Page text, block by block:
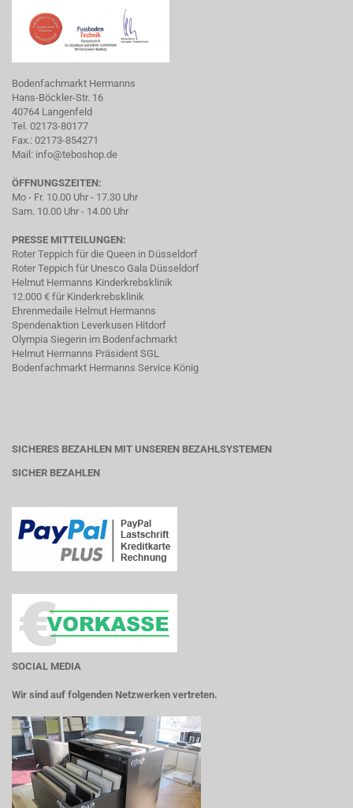
Bodenfachmarkt Hermanns
Hans-Böckler-Str. 16
40764 Langenfeld
Tel. 02173-80177
Fax.: 02173-854271
Mail: info@teboshop.de
ÖFFNUNGSZEITEN:
Mo - Fr. 10.00 Uhr - 17.30 Uhr
Sam. 10.00 Uhr - 14.00 Uhr
PRESSE MITTEILUNGEN:
Roter Teppich für die Queen in Düsseldorf
Roter Teppich für Unesco Gala Düsseldorf
Helmut Hermanns Kinderkrebsklinik
12.000 € für Kinderkrebsklinik
Ehrenmedaile Helmut Hermanns
Spendenaktion Leverkusen Hitdorf
Olympia Siegerin im Bodenfachmarkt
Helmut Hermanns Präsident SGL
Bodenfachmarkt Hermanns Service König
SICHERES BEZAHLEN MIT UNSEREN BEZAHLSYSTEMEN
SICHER BEZAHLEN
SOCIAL MEDIA
Wir sind auf folgenden Netzwerken vertreten.